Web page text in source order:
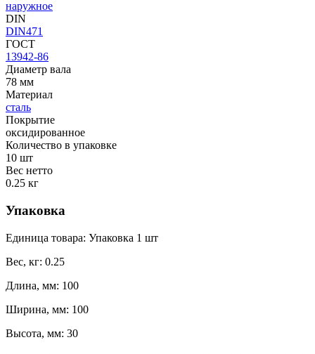
наружное
DIN
DIN471
ГОСТ
13942-86
Диаметр вала
78 мм
Материал
сталь
Покрытие
оксидированное
Количество в упаковке
10 шт
Вес нетто
0.25 кг
Упаковка
Единица товара: Упаковка 1 шт
Вес, кг: 0.25
Длина, мм: 100
Ширина, мм: 100
Высота, мм: 30